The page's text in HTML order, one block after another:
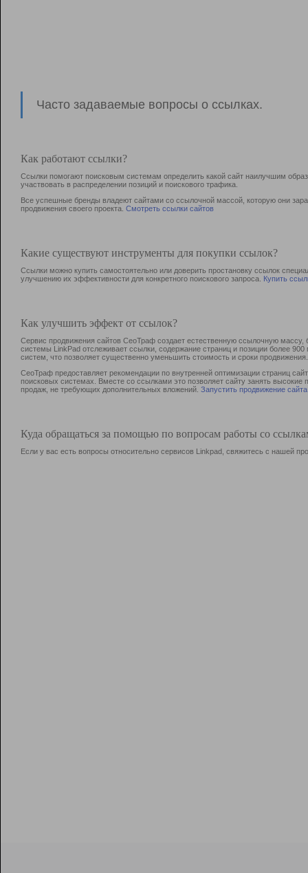
Часто задаваемые вопросы о ссылках.
Как работают ссылки?
Ссылки помогают поисковым системам определить какой сайт наилучшим
участвовать в раcпределении позиций и поискового трафика.
Все успешные бренды владеют сайтами со ссылочной массой, которую они
продвижения своего проекта. Смотреть ссылки сайтов
Какие существуют инструменты для покупки ссылок?
Ссылки можно купить самостоятельно или доверить простановку ссылок
улучшению их эффективности для конкретного поискового запроса. Купить
Как улучшить эффект от ссылок?
Сервис продвижения сайтов СеоТраф создает естественную ссылочную
системы LinkPad отслеживает ссылки, содержание страниц и позиции более
систем, что позволяет существенно уменьшить стоимость и сроки продвижения.
СеоТраф предоставляет рекомендации по внутренней оптимизации страниц
поисковых системах. Вместе со ссылками это позволяет сайту занять
продаж, не требующих дополнительных вложений. Запустить продвижение сайта
Куда обращаться за помощью по вопросам работы со
Если у вас есть вопросы относительно сервисов Linkpad, свяжитесь с нашей